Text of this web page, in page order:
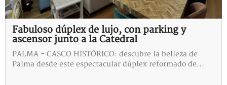
Fabuloso dúplex de lujo, con parking y
ascensor junto a la Catedral
PALMA - CASCO HISTÓRICO: descubre la belleza de
Palma desde este espectacular dúplex reformado de...